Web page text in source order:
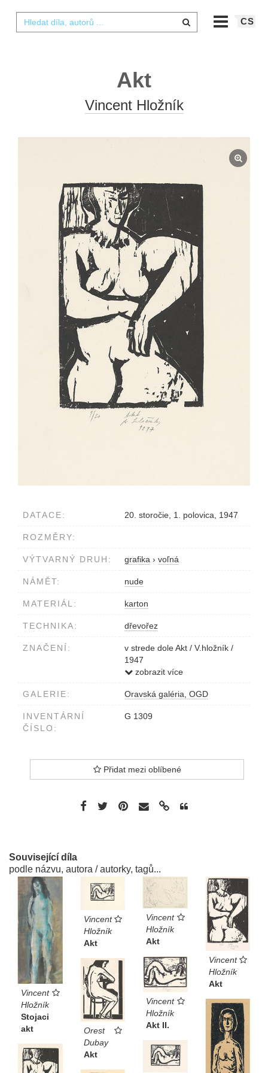
CS
Akt
Vincent Hložník
DATACE: 20. storočie, 1. polovica, 1947
ROZMĚRY:
VÝTVARNÝ DRUH: grafika › voľná
NÁMĚT: nude
MATERIÁL: karton
TECHNIKA: dřevořez
ZNAČENÍ:
v strede dole Akt / V.hložník /
1947
vľavo dole 1/30
zobrazit více
GALERIE: Oravská galéria, OGD
INVENTÁRNÍ
ČÍSLO:
G 1309
Přidat mezi oblíbené
Související díla
podle názvu, autora / autorky, tagů...
Vincent
Hložník
Stojaci
akt
Vincent
Hložník
Akt
Vincent
Hložník
Akt
Vincent
Hložník
Akt
Vincent
Hložník
Akt II.
Orest
Dubay
Akt